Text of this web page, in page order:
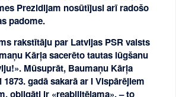
Prezidijam nosūtījusi arī radošo
padome.
rakstītāju par Latvijas PSR valsts
Kārļa sacerēto tautas lūgšanu
Mūsuprāt, Baumaņu Kārļa
gadā sakarā ar I Vispārējiem
obligāti ir «reabilitējama», – to